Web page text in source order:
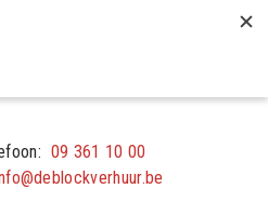
09 361 10 00